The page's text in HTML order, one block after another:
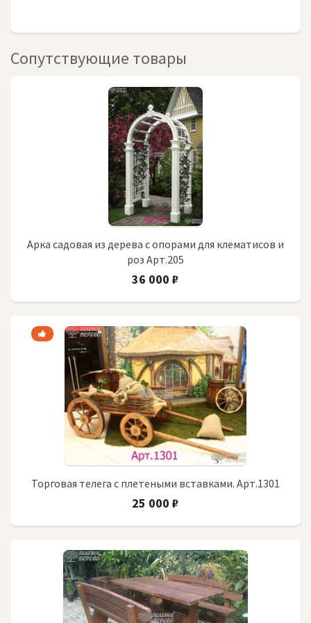
Сопутствующие товары
Арка садовая из дерева с опорами для клематисов и
роз Арт.205
36 000 ₽
Торговая телега с плетеными вставками. Арт.1301
25 000 ₽